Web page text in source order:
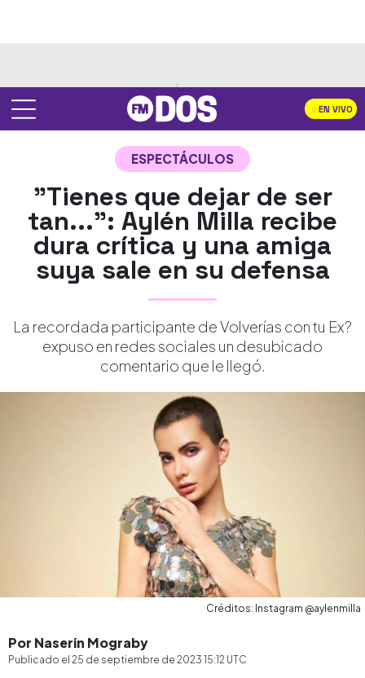
EN VIVO
ESPECTÁCULOS
"Tienes que dejar de ser
tan...": Aylén Milla recibe
dura crítica y una amiga
suya sale en su defensa
La recordada participante de Volverías con tu Ex?
expuso en redes sociales un desubicado
comentario que le llegó.
Créditos: Instagram @aylenmilla
Por Naserin Mograby
Publicado el 25 de septiembre de 2023 15:12 UTC